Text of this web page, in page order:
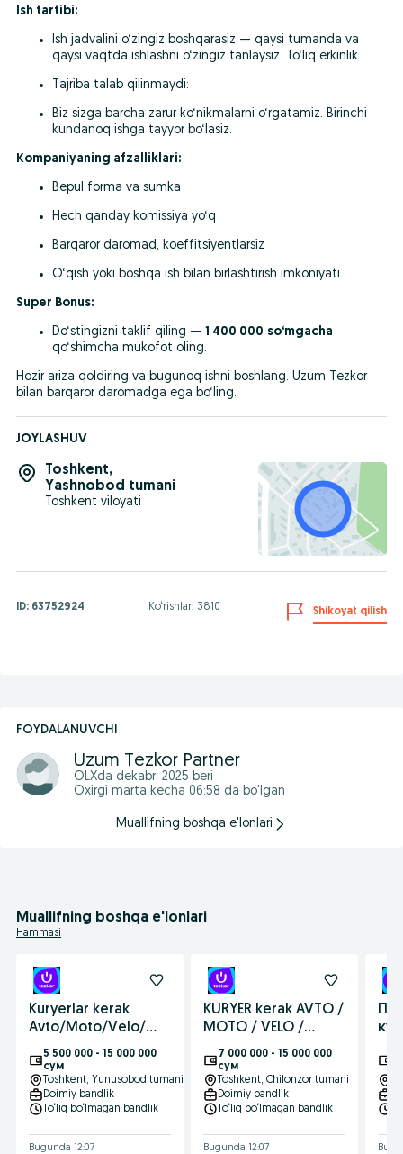
Ish tartibi:
Ish jadvalini o‘zingiz boshqarasiz — qaysi tumanda va
qaysi vaqtda ishlashni o‘zingiz tanlaysiz. To‘liq erkinlik.
Tajriba talab qilinmaydi:
Biz sizga barcha zarur ko‘nikmalarni o‘rgatamiz. Birinchi
kundanoq ishga tayyor bo‘lasiz.
Kompaniyaning afzalliklari:
Bepul forma va sumka
Hech qanday komissiya yo‘q
Barqaror daromad, koeffitsiyentlarsiz
O‘qish yoki boshqa ish bilan birlashtirish imkoniyati
Super Bonus:
Do‘stingizni taklif qiling — 1 400 000 so‘mgacha
qo‘shimcha mukofot oling.
Hozir ariza qoldiring va bugunoq ishni boshlang. Uzum Tezkor
bilan barqaror daromadga ega bo‘ling.
JOYLASHUV
Toshkent,
Yashnobod tumani
Toshkent viloyati
ID: 63752924 Ko‘rishlar: 3810 Shikoyat qilish
FOYDALANUVCHI
Uzum Tezkor Partner
OLXda dekabr, 2025 beri
Oxirgi marta kecha 06:58 da bo'lgan
Muallifning boshqa e'lonlari
Muallifning boshqa e'lonlari
Hammasi
Kuryerlar kerak
Avto/Moto/Velo/
Skuter/Moped
Kuniga 600 000
so‘mgacha
5 500 000 - 15 000 000
сум
Toshkent, Yunusobod tumani
Doimiy bandlik
To‘liq bo‘lmagan bandlik
Bugunda 12:07
KURYER kerak AVTO /
MOTO / VELO /
SKUTER / MOPED |
Daromadli ish
7 000 000 - 15 000 000
сум
Toshkent, Chilonzor tumani
Doimiy bandlik
To‘liq bo‘lmagan bandlik
Bugunda 12:07
До